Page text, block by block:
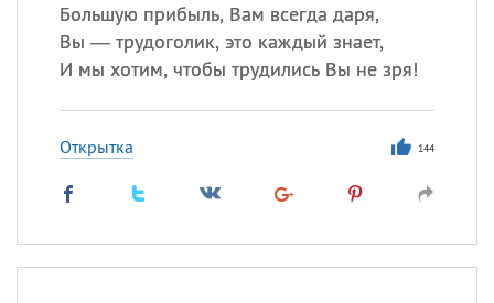
Большую прибыль, Вам всегда даря,
Вы — трудоголик, это каждый знает,
И мы хотим, чтобы трудились Вы не зря!
Открытка 144